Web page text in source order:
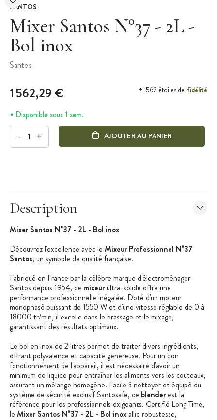
SANTOS
Mixer Santos N°37 - 2L -
Bol inox
Santos
1 562,29 € + 1562 étoiles de fidélité
Disponible sous 1 sem.
- + AJOUTER AU PANIER
Description
Mixer Santos N°37 - 2L - Bol inox
Découvrez l'excellence avec le Mixeur Professionnel N°37
Santos, un symbole de qualité française.
Fabriqué en France par la célèbre marque d'électroménager
Santos depuis 1954, ce mixeurultra-solide offre une
performance professionnelle inégalée. Doté d'un moteur
monophasé puissant de 1550 W et d'une vitesse réglable de 0 à
18000 tr/min, il excelle dans le brassage et le mixage,
garantissant des résultats optimaux.
Le bol en inox de 2 litres permet de traiter divers ingrédients,
offrant polyvalence et capacité généreuse. Pour un bon
fonctionnement de l'appareil, il est nécessaire d'avoir un
minimum de liquide pour entraîner les aliments vers les couteaux,
assurant un mélange homogène. Facile à nettoyer et équipé du
système de sécurité exclusif Santosafe, ce blenderest la
référence pour les professionnels exigeants. Certifié Long Time,
le Mixer Santos N°37 - 2L - Bol inox allie robustesse,